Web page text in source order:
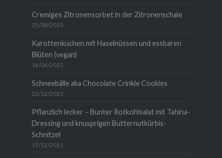
Cremiges Zitronensorbet in der Zitronenschale
25/08/2023
Karottenkuchen mit Haselnüssen und essbaren
Blüten (vegan)
14/04/2022
Schneebälle aka Chocolate Crinkle Cookies
22/12/2021
Pflanzlich lecker – Bunter Rotkohlsalat mit Tahina-
Dressing und knusprigen Butternutkürbis-
Schnitzel
17/12/2021